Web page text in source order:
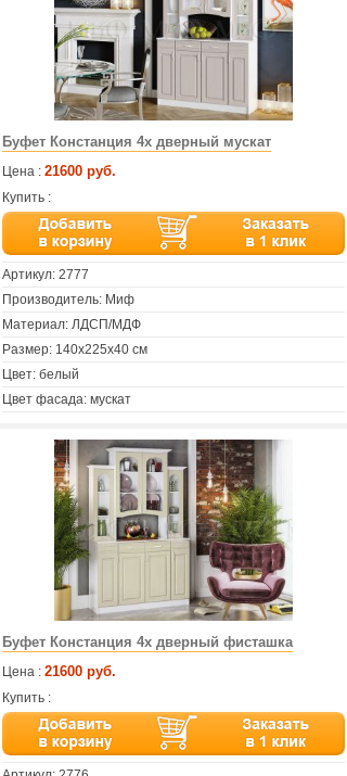
Буфет Констанция 4х дверный мускат
Цена : 21600 руб.
Купить :
Артикул: 2777
Производитель: Миф
Материал: ЛДСП/МДФ
Размер: 140х225х40 см
Цвет: белый
Цвет фасада: мускат
Буфет Констанция 4х дверный фисташка
Цена : 21600 руб.
Купить :